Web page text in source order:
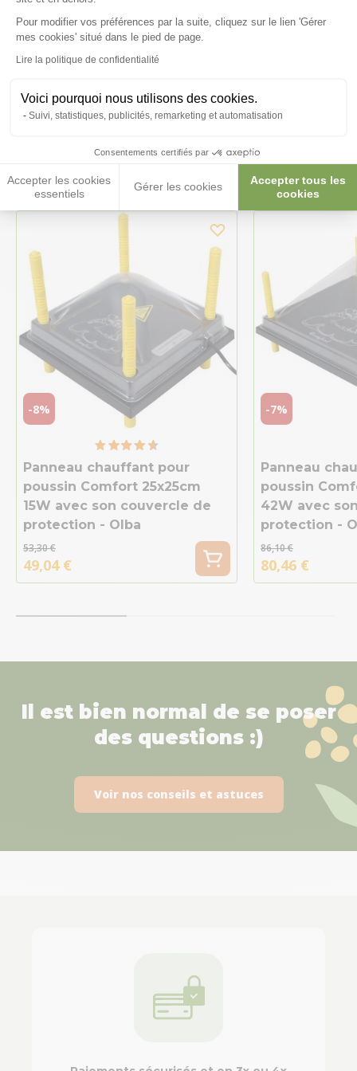
Pour modifier vos préférences par la suite, cliquez sur le lien 'Gérer
mes cookies' situé dans le pied de page.
Lire la politique de confidentialité
Voici pourquoi nous utilisons des cookies.
Suivi, statistiques, publicités, remarketing et automatisation
Consentements certifiés par
Accepter les cookies
essentiels
Gérer les cookies
Accepter tous les
cookies
Axeptio consent
Posez-nous vos questions
intéresser
-8%
Panneau chauffant pour
poussin Comfort 25x25cm
15W avec son couvercle de
protection - Olba
53,30 €
49,04 €
-7%
Panneau
poussin
42W avec
protection -
86,10 €
80,46 €
Il est bien normal de se poser
des questions :)
Voir nos conseils et astuces